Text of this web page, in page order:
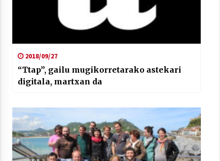
2018/09/27
“Ttap”, gailu mugikorretarako astekari
digitala, martxan da